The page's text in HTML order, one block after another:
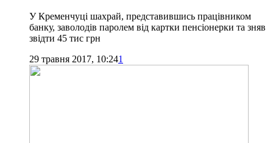
У Кременчуці шахрай, представившись працівником
банку, заволодів паролем від картки пенсіонерки та зняв
звідти 45 тис грн
29 травня 2017, 10:241